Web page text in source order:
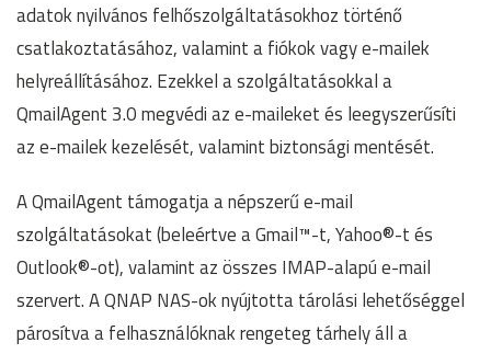
adatok nyilvános felhőszolgáltatásokhoz történő
csatlakoztatásához, valamint a fiókok vagy e-mailek
helyreállításához. Ezekkel a szolgáltatásokkal a
QmailAgent 3.0 megvédi az e-maileket és leegyszerűsíti
az e-mailek kezelését, valamint biztonsági mentését.
A QmailAgent támogatja a népszerű e-mail
szolgáltatásokat (beleértve a Gmail™-t, Yahoo®-t és
Outlook®-ot), valamint az összes IMAP-alapú e-mail
szervert. A QNAP NAS-ok nyújtotta tárolási lehetőséggel
párosítva a felhasználóknak rengeteg tárhely áll a